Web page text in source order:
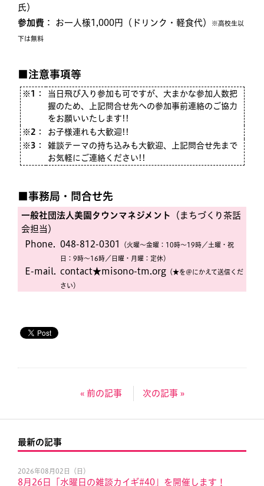
氏）
参加費 ： お一人様1,000円（ドリンク・軽食代） ※高校生以
下は無料
■注意事項等
※1 ：
当日飛び入り参加も可ですが、大まかな参加人数把
握のため、上記問合せ先への参加事前連絡のご協力
をお願いいたします!!
※2 ：
お子様連れも大歓迎!!
※3 ：
雑談テーマの持ち込みも大歓迎、上記問合せ先まで
お気軽にご連絡ください!!
■事務局・問合せ先
一般社団法人美園タウンマネジメント
（まちづくり茶話
会担当）
Phone.
048-812-0301 （火曜〜金曜：10時〜19時／土曜・祝
日：9時〜16時／日曜・月曜：定休）
E-mail. contact★misono-tm.org （★を＠にかえて送信くだ
さい）
« 前の記事 次の記事 »
最新の記事
2026年08月02日（日）
8月26日「水曜日の雑談カイギ#40」を開催します！